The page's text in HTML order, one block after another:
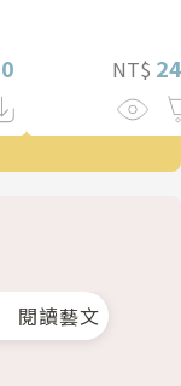
0 NT$
閱讀藝文